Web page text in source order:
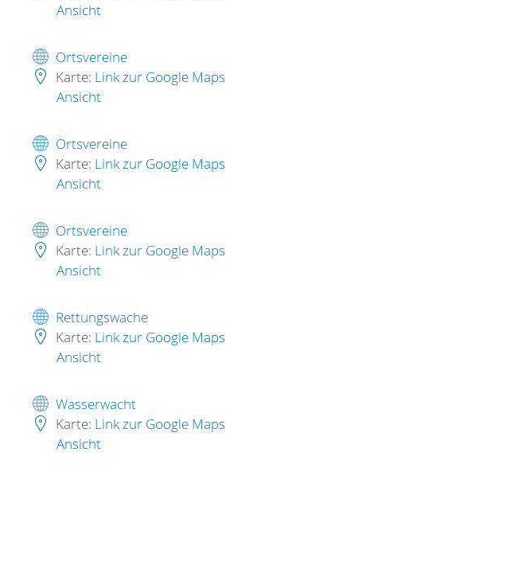
Ansicht
Ortsvereine
Karte: Link zur Google Maps
Ansicht
Ortsvereine
Karte: Link zur Google Maps
Ansicht
Ortsvereine
Karte: Link zur Google Maps
Ansicht
Rettungswache
Karte: Link zur Google Maps
Ansicht
Wasserwacht
Karte: Link zur Google Maps
Ansicht